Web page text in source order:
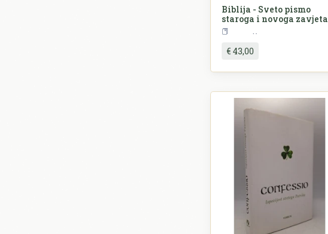
Biblija - Sveto pismo
staroga i novoga zavjeta
€ 43,00